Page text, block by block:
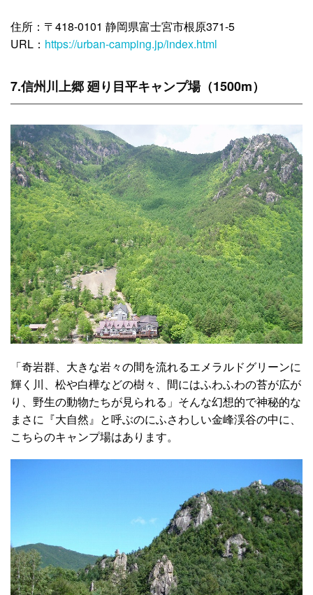
住所：〒418-0101 静岡県富士宮市根原371-5
URL： https://urban-camping.jp/index.html
7.信州川上郷 廻り目平キャンプ場（1500m）
「奇岩群、大きな岩々の間を流れるエメラルドグリーンに
輝く川、松や白樺などの樹々、間にはふわふわの苔が広が
り、野生の動物たちが見られる」そんな幻想的で神秘的な
まさに『大自然』と呼ぶのにふさわしい金峰渓谷の中に、
こちらのキャンプ場はあります。